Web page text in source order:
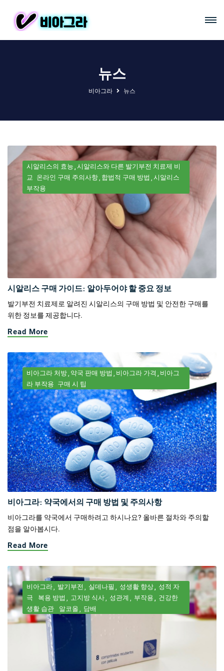
뉴스
비아그라 뉴스
시알리스의 효능 시알리스와 다른 발기부전 치료제 비
교 온라인 구매 주의사항 합법적 구매 방법 시알리스
부작용
시알리스 구매 가이드: 알아두어야 할 중요 정보
발기부전 치료제로 알려진 시알리스의 구매 방법 및 안전한 구매를
위한 정보를 제공합니다.
Read More
비아그라 처방 약국 판매 방법 비아그라 가격
비아그
라 부작용 구매 시 팁
비아그라: 약국에서의 구매 방법 및 주의사항
비아그라를 약국에서 구매하려고 하시나요? 올바른 절차와 주의할
점을 알아봅시다.
Read More
비아그라 발기부전 실데나필 성생활 향상
성적 자
극
복용 방법 고지방 식사 성관계 부작용
건강한
생활 습관
알코올 담배